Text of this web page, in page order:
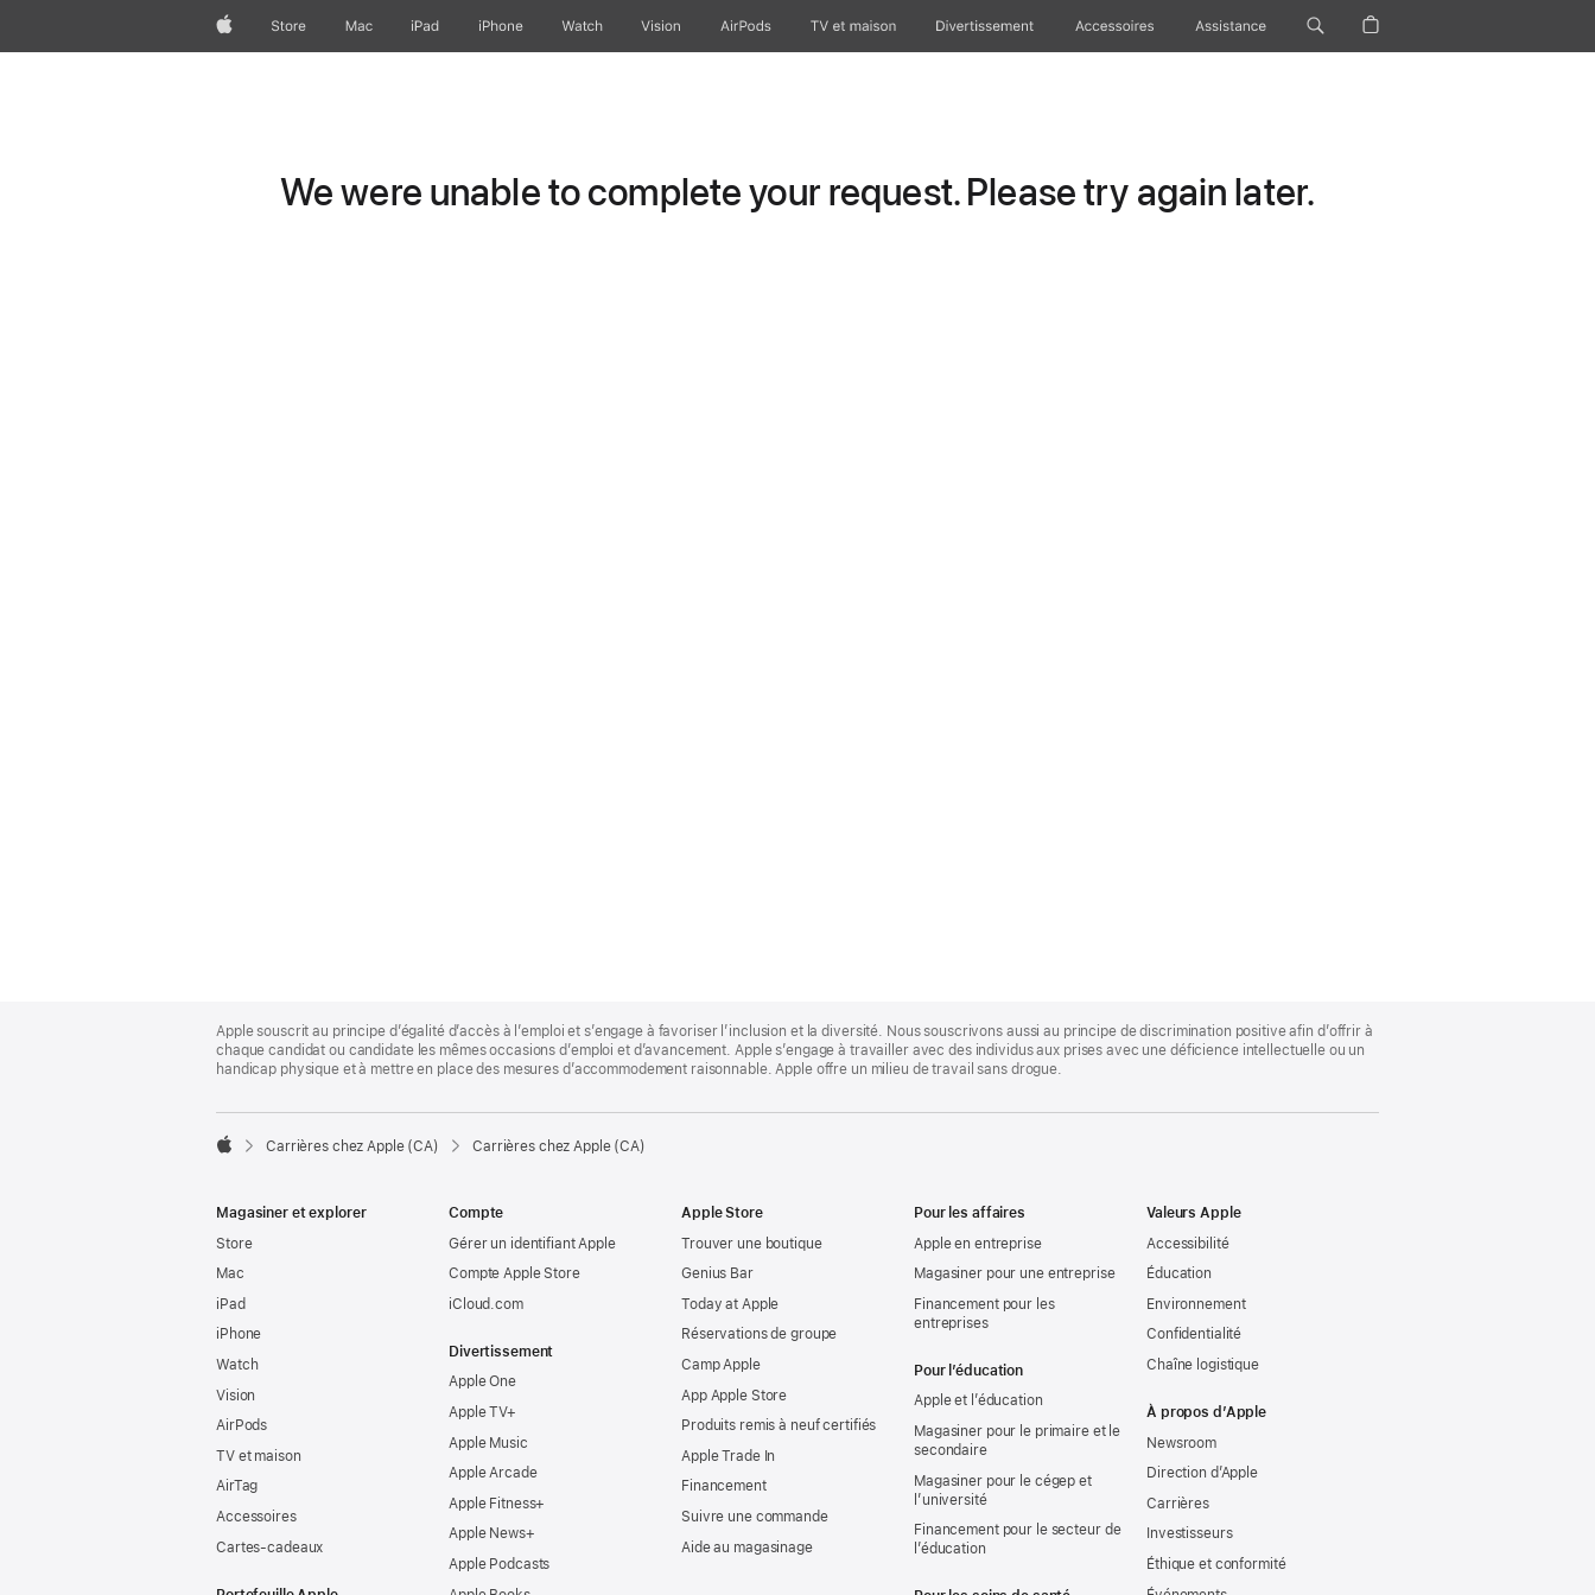
AppleStore Mac iPad iPhone Watch Vision AirPods TV et maison Divertissement Accessoires Assistance
We were unable to complete your request. Please try again later.
Footer
Apple souscrit au principe d’égalité d’accès à l’emploi et s’engage à favoriser l’inclusion et la diversité. Nous souscrivons aussi au principe de discrimination positive afin d’offrir à
chaque candidat ou candidate les mêmes occasions d’emploi et d’avancement. Apple s’engage à travailler avec des individus aux prises avec une déficience intellectuelle ou un
handicap physique et à mettre en place des mesures d’accommodement raisonnable. Apple offre un milieu de travail sans drogue.

Carrières chez Apple (CA) Carrières chez Apple (CA)
Magasiner et explorer
Store
Mac
iPad
iPhone
Watch
Vision
AirPods
TV et maison
AirTag
Accessoires
Cartes-cadeaux
Compte
Gérer un identifiant Apple
Compte Apple Store
iCloud.com
Divertissement
Apple One
Apple TV+
Apple Music
Apple Arcade
Apple Fitness+
Apple News+
Apple Podcasts
Apple Store
Trouver une boutique
Genius Bar
Today at Apple
Réservations de groupe
Camp Apple
App Apple Store
Produits remis à neuf certifiés
Apple Trade In
Financement
Suivre une commande
Aide au magasinage
Pour les affaires
Apple en entreprise
Magasiner pour une entreprise
Financement pour les
entreprises
Pour l’éducation
Apple et l’éducation
Magasiner pour le primaire et le
secondaire
Magasiner pour le cégep et
l’université
Financement pour le secteur de
l’éducation
Valeurs Apple
Accessibilité
Éducation
Environnement
Confidentialité
Chaîne logistique
À propos d’Apple
Newsroom
Direction d’Apple
Carrières
Investisseurs
Éthique et conformité